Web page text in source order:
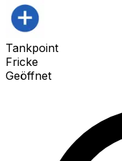
Tankpoint
Fricke
Geöffnet